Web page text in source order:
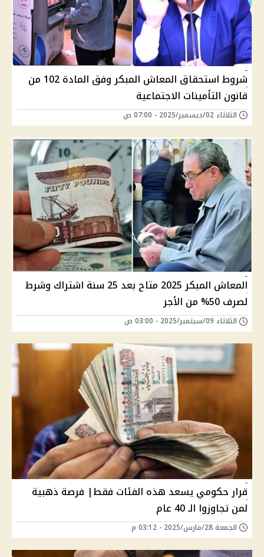
شروط استحقاق المعاش المبكر وفق المادة 102 من
قانون التأمينات الاجتماعية
الثلاثاء 02/ديسمبر/2025 - 07:00 ص
المعاش المبكر 2025 متاح بعد 25 سنة اشتراك وشرط
لصرف 50% من الأجر
الثلاثاء 09/سبتمبر/2025 - 03:00 ص
قرار حكومي يسعد هذه الفئات فقط| فرصة ذهبية
لمن تجاوزوا الـ 40 عام
الجمعة 28/مارس/2025 - 03:12 م